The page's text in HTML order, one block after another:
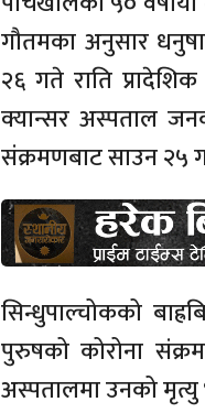
गौतमका अनुसार
२६ गते राति
क्यान्सर अस्पताल
संक्रमणबाट साउन २५
सिन्धुपाल्चोकको
पुरुषको कोरोना
अस्पतालमा उनको